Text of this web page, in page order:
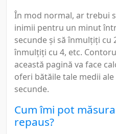
În mod normal, ar trebui
inimii pentru un minut
secunde și să înmulțiți cu
înmulțiți cu 4, etc.
această pagină va face
oferi bătăile tale medii
secunde.
Cum îmi pot
repaus?